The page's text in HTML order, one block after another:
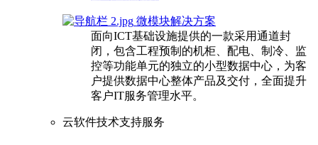
微模块解决方案
面向ICT基础设施提供的一款采用通道封
闭，包含工程预制的机柜、配电、制冷、监
控等功能单元的独立的小型数据中心，为客
户提供数据中心整体产品及交付，全面提升
客户IT服务管理水平。
云软件技术支持服务